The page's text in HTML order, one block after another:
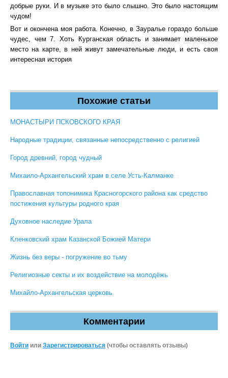
добрые руки. И в музыке это было слышно. Это было настоящим
чудом!
Вот и окончена моя работа. Конечно, в Зауралье гораздо больше
чудес, чем 7. Хоть Курганская область и занимает маленькое
место на карте, в ней живут замечательные люди, и есть своя
интересная история
Похожие статьи
МОНАСТЫРИ ПСКОВСКОГО КРАЯ
Народные традиции, связанные непосредственно с религией
Город древний, город чудный
Михаило-Архангельский храм в селе Усть-Калманке
Православная топонимика Красногорского района как средство
постижения культуры родного края
Духовное наследие Урала
Кленковский храм Казанской Божией Матери
Жизнь без веры - погружение во тьму
Религиозные секты и их воздействие на молодёжь
Михайло-Архангельская церковь
Комментарии
Войти или Зарегистрироваться (чтобы оставлять отзывы)